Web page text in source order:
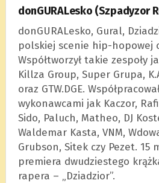
donGURALesko (Szpadyzor
donGURALesko, Gural,
polskiej scenie hip-hopowej
Współtworzył takie zespoły
Killza Group, Super Grupa,
oraz GTW.DGE.
wykonawcami jak Kaczor,
Sido, Paluch, Matheo, DJ
Waldemar Kasta, VNM,
Grubson, Sitek czy Pezet. 15
premiera dwudziestego
rapera – „Dziadzior”.